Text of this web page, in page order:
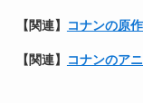
【関連】 コナンの原
【関連】 コナンのア